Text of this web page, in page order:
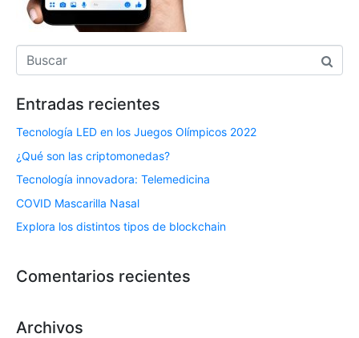
Entradas recientes
Tecnología LED en los Juegos Olímpicos 2022
¿Qué son las criptomonedas?
Tecnología innovadora: Telemedicina
COVID Mascarilla Nasal
Explora los distintos tipos de blockchain
Comentarios recientes
Archivos